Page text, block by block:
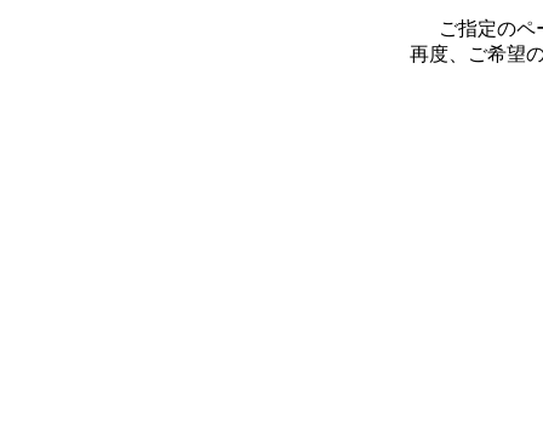
ご指定のペ
再度、ご希望